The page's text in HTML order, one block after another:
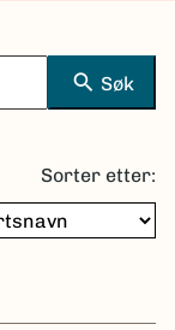
search Søk
Sorter etter: